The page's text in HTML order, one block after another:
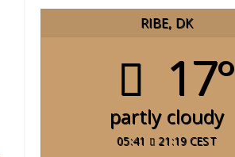
RIBE, DK
17°
partly cloudy
05:41
21:19 CEST